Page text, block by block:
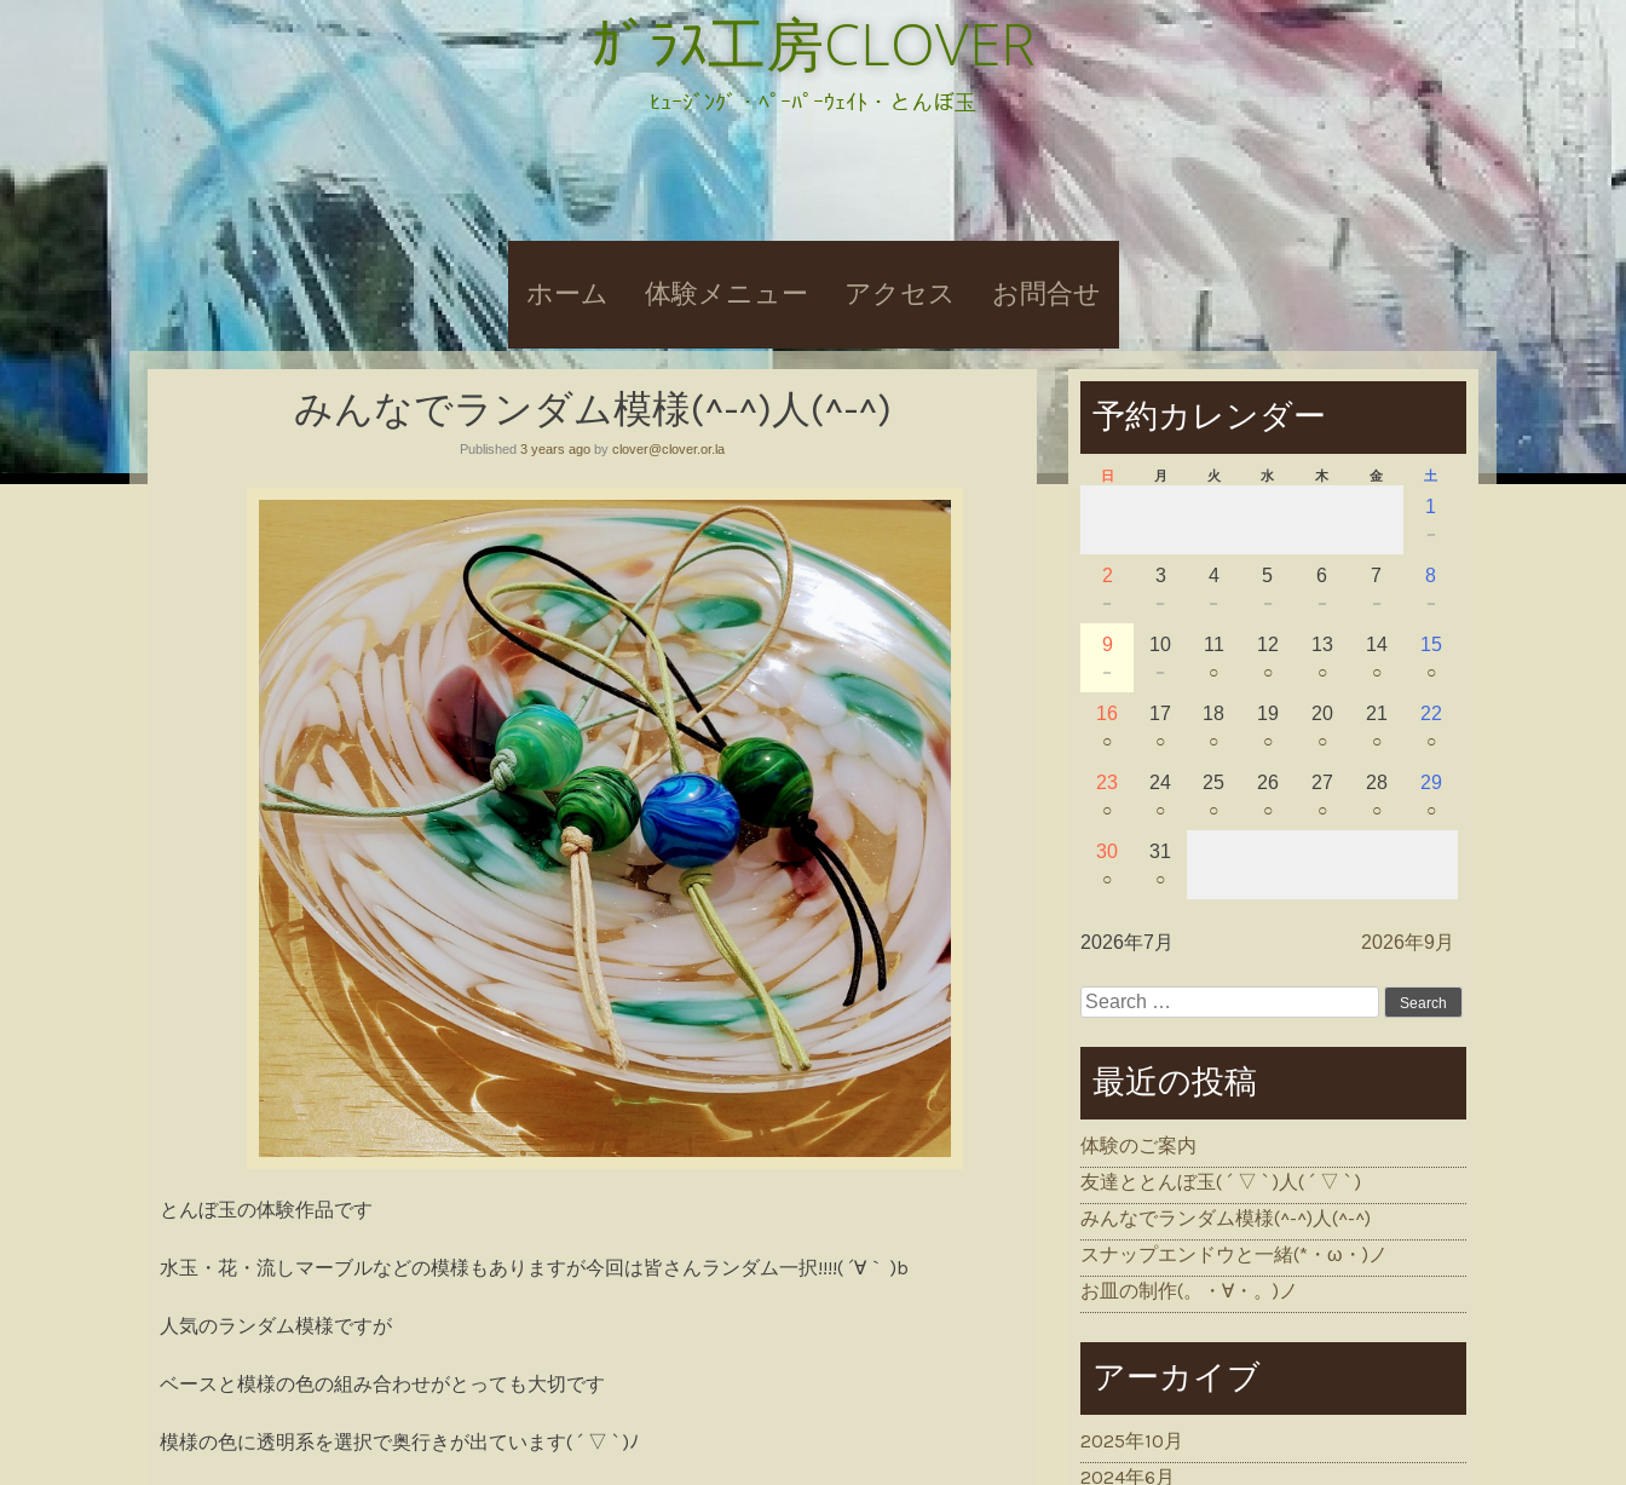
ｶﾞﾗｽ工房CLOVER
ﾋｭｰｼﾞﾝｸﾞ・ﾍﾟｰﾊﾟｰｳｪｲﾄ・とんぼ玉
Skip
content
ホーム 体験メニュー アクセス お問合せ
みんなでランダム模様(^-^)人(^-^)
Published 3 years ago by clover@clover.or.la
とんぼ玉の体験作品です
水玉・花・流しマーブルなどの模様もありますが今回は皆さんランダム一択!!!!( ´∀｀ )b
人気のランダム模様ですが
ベースと模様の色の組み合わせがとっても大切です
模様の色に透明系を選択で奥行きが出ています( ´ ▽ ` )ﾉ
予約カレンダー
日 月 火 水 木 金 土
1
－
2
－
3
－
4
－
5
－
6
－
7
－
8
－
9
－
10
－
11
○
12
○
13
○
14
○
15
○
16
○
17
○
18
○
19
○
20
○
21
○
22
○
23
○
24
○
25
○
26
○
27
○
28
○
29
○
30
○
31
○
2026年7月 2026年9月
Search
最近の投稿
体験のご案内
友達ととんぼ玉( ´ ▽ ` )人( ´ ▽ ` )
みんなでランダム模様(^-^)人(^-^)
スナップエンドウと一緒(*・ω・)ノ
お皿の制作(。・∀・。)ノ
アーカイブ
2025年10月
2024年6月